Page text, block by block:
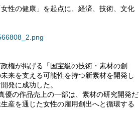
性の健康」を起点に、経済、技術、文化
権が掲げる「国宝級の技術・素材の創
来を支える可能性を持つ新素材を開発し
発に成功した。
優の作品売上の一部は、素材の研究開発だ
産を通じた女性の雇用創出へと循環する